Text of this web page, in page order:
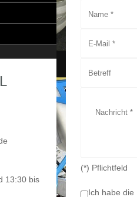
13:30 bis
(*) Pflichtfeld
Ich habe die